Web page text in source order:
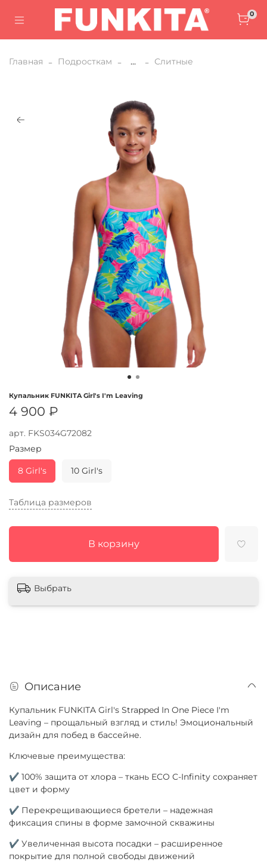
0
Главная Подросткам ... Слитные
арт. FKS034G72082
Купальник FUNKITA Girl's I'm Leaving
4 900 ₽
Таблица размеров
В корзину
Размер
8 Girl's 10 Girl's
Выбрать
Описание
Купальник FUNKITA Girl's Strapped In One Piece I'm
Leaving – прощальный взгляд и стиль! Эмоциональный
дизайн для побед в бассейне.
Ключевые преимущества:
✔ 100% защита от хлора – ткань ECO C-Infinity сохраняет
цвет и форму
✔ Перекрещивающиеся бретели – надежная
фиксация спины в форме замочной скважины
✔ Увеличенная высота посадки – расширенное
покрытие для полной свободы движений